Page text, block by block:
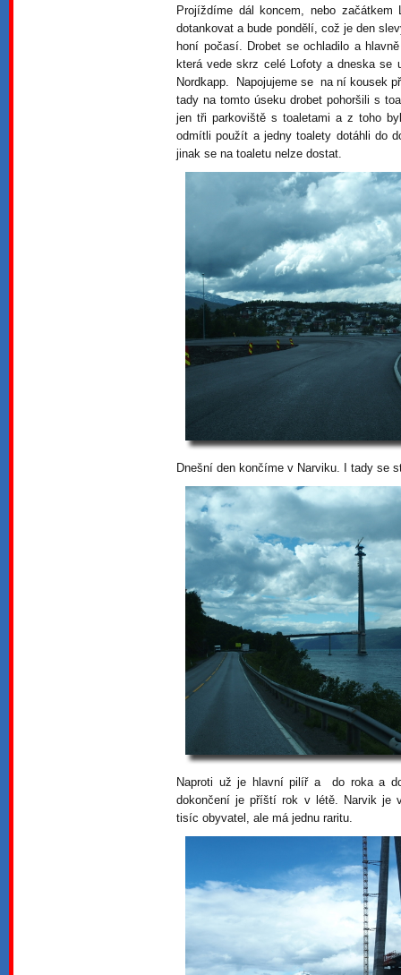
Projíždíme dál koncem, nebo začátkem
dotankovat a bude pondělí, což je den
honí počasí. Drobet se ochladilo a
která vede skrz celé Lofoty a dneska se
Nordkapp. Napojujeme se na ní kousek
tady na tomto úseku drobet pohoršili s
jen tři parkoviště s toaletami a z toho
odmítli použít a jedny toalety dotáhli do
jinak se na toaletu nelze dostat.
Dnešní den končíme v Narviku. I tady se
Naproti už je hlavní pilíř a do roka a
dokončení je příští rok v létě. Narvik je
tisíc obyvatel, ale má jednu raritu.